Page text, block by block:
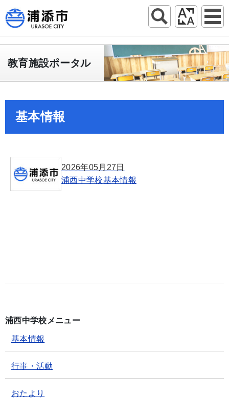
教育施設ポータル
基本情報
2026年05月27日
浦西中学校基本情報
浦西中学校メニュー
基本情報
行事・活動
おたより